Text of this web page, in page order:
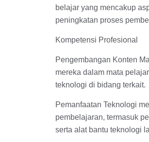
belajar yang mencakup
peningkatan proses
Kompetensi Profesional
Pengembangan Konten
mereka dalam mata
teknologi di bidang terkait.
Pemanfaatan Teknologi
pembelajaran, termasuk
serta alat bantu teknologi